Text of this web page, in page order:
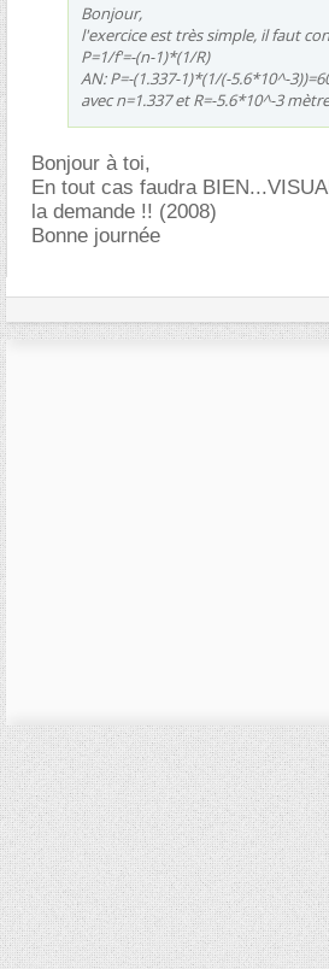
Bonjour,
l'exercice est très simple, il faut
P=1/f'=-(n-1)*(1/R)
AN: P=-(1.337-1)*(1/(-5.6*10^-
avec n=1.337 et R=-5.6*10^-3
Bonjour à toi,
En tout cas faudra
la demande !! (2008)
Bonne journée